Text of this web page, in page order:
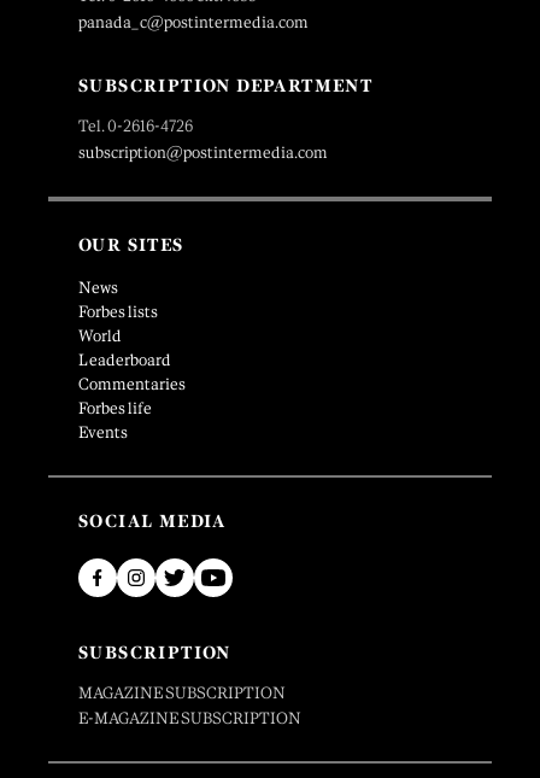
panada_c@postintermedia.com
SUBSCRIPTION DEPARTMENT
Tel. 0-2616-4726
subscription@postintermedia.com
OUR SITES
News
Forbes lists
World
Leaderboard
Commentaries
Forbes life
Events
SOCIAL MEDIA
SUBSCRIPTION
MAGAZINE SUBSCRIPTION
E-MAGAZINE SUBSCRIPTION